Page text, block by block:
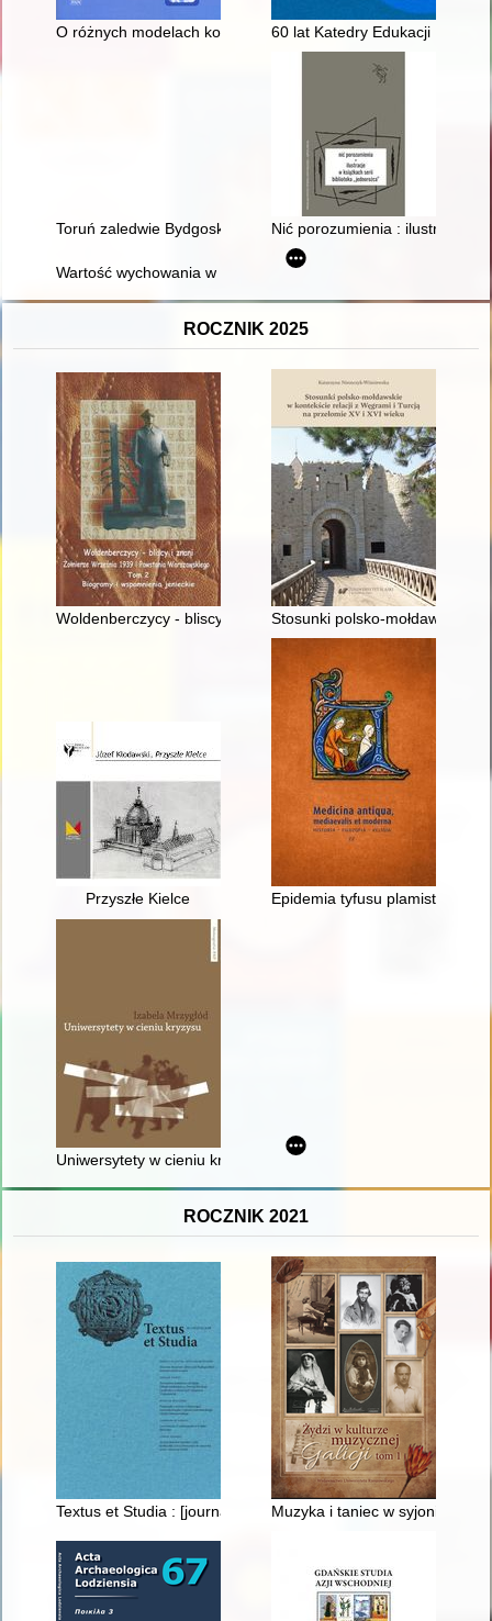
O różnych modelach komunikacji z młodzieżą w
60 lat Katedry Edukacji
Toruń zaledwie Bydgoskim Przedmieściem" : manipulacje w
Nić porozumienia : ilustracje w
Wartość wychowania w rodzinie luterańskiej w piśmiennictwie
ROCZNIK 2025
Woldenberczycy - bliscy i znani : żołnierze Września 1939 i
Stosunki polsko-mołdawskie w
Przyszłe Kielce Epidemia tyfusu plamistego w
Uniwersytety w cieniu kryzysu : nacjonalistyczna
ROCZNIK 2021
Textus et Studia : [journal of the Centre for Research on the
Muzyka i taniec w